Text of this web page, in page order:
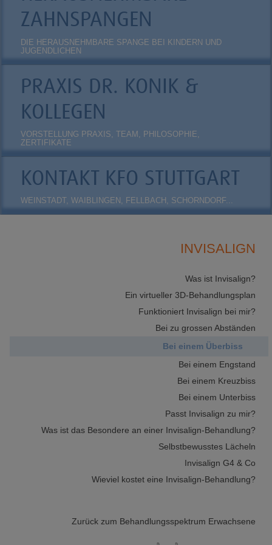
ZAHNSPANGEN
DIE HERAUSNEHMBARE SPANGE BEI KINDERN UND
JUGENDLICHEN
PRAXIS DR. KONIK &
KOLLEGEN
VORSTELLUNG PRAXIS, TEAM, PHILOSOPHIE,
ZERTIFIKATE
KONTAKT KFO STUTTGART
WEINSTADT, WAIBLINGEN, FELLBACH, SCHORNDORF...
INVISALIGN
Was ist Invisalign?
Ein virtueller 3D-Behandlungsplan
Funktioniert Invisalign bei mir?
Bei zu grossen Abständen
Bei einem Überbiss
Bei einem Engstand
Bei einem Kreuzbiss
Bei einem Unterbiss
Passt Invisalign zu mir?
Was ist das Besondere an einer Invisalign-Behandlung?
Selbstbewusstes Lächeln
Invisalign G4 & Co
Wieviel kostet eine Invisalign-Behandlung?
Zurück zum Behandlungsspektrum Erwachsene